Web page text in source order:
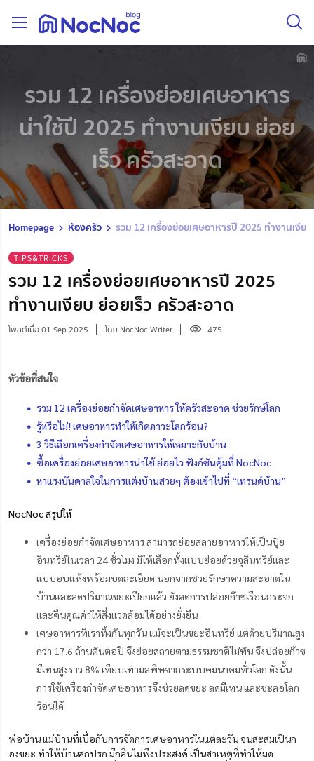
รวม 12 เครื่องย่อยเศษอาหาร
น่าใช้ปี 2025 ทำงานเงียบ ย่อย
เร็ว ครัวสะอาด
Homepage ห้องครัว รวม 12 เครื่องย่อยเศษอาหารปี 2025 ทำงานเงียบ
TIPS&TRICKS
รวม 12 เครื่องย่อยเศษอาหารปี 2025
ทำงานเงียบ ย่อยเร็ว ครัวสะอาด
โพสต์เมื่อ 01 Sep 2025 โดย NocNoc Writer 475
หัวข้อที่สนใจ
รวม 12 เครื่องย่อยกำจัดเศษอาหาร ให้ครัวสะอาด ช่วยรักษ์โลก
รู้หรือไม่! เศษอาหารทำให้เกิดภาวะโลกร้อน?
3 วิธีเลือกเครื่องกําจัดเศษอาหารให้เหมาะกับบ้าน
ซื้อเครื่องย่อยเศษอาหารน่าใช้ ย่อยไว ฟังก์ชันคุ้มที่ NocNoc
หาแรงบันดาลใจในการแต่งบ้านสวยๆ ต้องเข้าไปที่ “เทรนด์บ้าน”
NocNoc สรุปให้
เครื่องย่อยกำจัดเศษอาหาร สามารถย่อยสลายอาหารให้เป็นปุ๋ย
อินทรีย์ในเวลา 24 ชั่วโมง มีให้เลือกทั้งแบบย่อยด้วยจุลินทรีย์และ
แบบอบแห้งพร้อมบดละเอียด นอกจากช่วยรักษาความสะอาดใน
บ้านและลดปริมาณขยะเปียกแล้ว ยังลดการปล่อยก๊าซเรือนกระจก
และคืนคุณค่าให้สิ่งแวดล้อมได้อย่างยั่งยืน
เศษอาหารที่เราทิ้งกันทุกวัน แม้จะเป็นขยะอินทรีย์ แต่ด้วยปริมาณสูง
กว่า 17.6 ล้านตันต่อปี จึงย่อยสลายตามธรรมชาติไม่ทัน จึงปล่อยก๊าซ
มีเทนสูงราว 8% เทียบเท่ามลพิษจากระบบคมนาคมทั่วโลก ดังนั้น
การใช้เครื่องกำจัดเศษอาหารจึงช่วยลดขยะ ลดมีเทน และชะลอโลก
ร้อนได้
พ่อบ้าน แม่บ้านที่เบื่อกับการจัดการเศษอาหารในแต่ละวัน จนสะสมเป็นก
องขยะ ทำให้บ้านสกปรก มีกลิ่นไม่พึงประสงค์ เป็นสาเหตุที่ทำให้มด